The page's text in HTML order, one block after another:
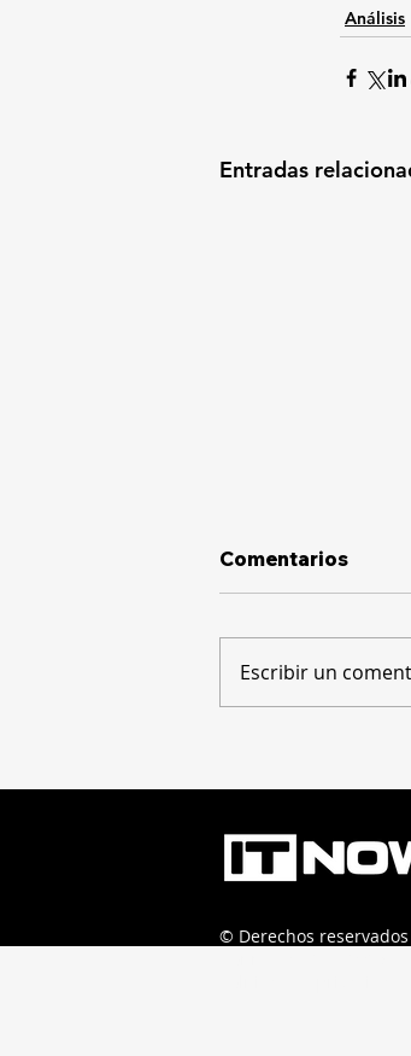
Análisis
Entradas
debatir el
en las
Comentarios
Escribir un
© Derechos reservados